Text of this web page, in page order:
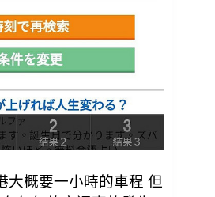
大概要一小時的車程 但